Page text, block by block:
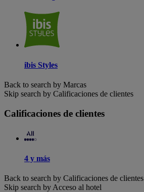
ibis Styles
Back to search by Marcas
Skip search by Calificaciones de clientes
Calificaciones de clientes
4 y más
Back to search by Calificaciones de clientes
Skip search by Acceso al hotel